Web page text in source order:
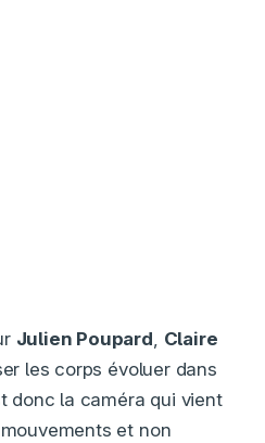
Julien Poupard, Claire
les corps évoluer dans
donc la caméra qui vient
et non